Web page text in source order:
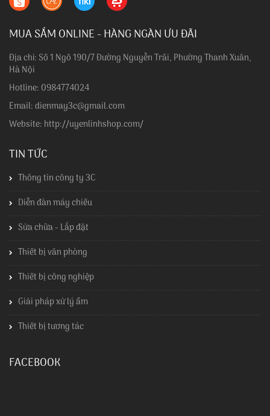
MUA SẮM ONLINE - HÀNG NGÀN ƯU ĐÃI
Địa chỉ: Số 1 Ngõ 190/7 Đường Nguyễn Trãi, Phường Thanh Xuân,
Hà Nội
Hotline: 0984774024
Email: dienmay3c@gmail.com
Website: http://uyenlinhshop.com/
TIN TỨC
Thông tin công ty 3C
Diễn đàn máy chiếu
Sửa chữa - Lắp đặt
Thiết bị văn phòng
Thiết bị công nghiệp
Giải pháp xử lý ẩm
Thiết bị tương tác
FACEBOOK